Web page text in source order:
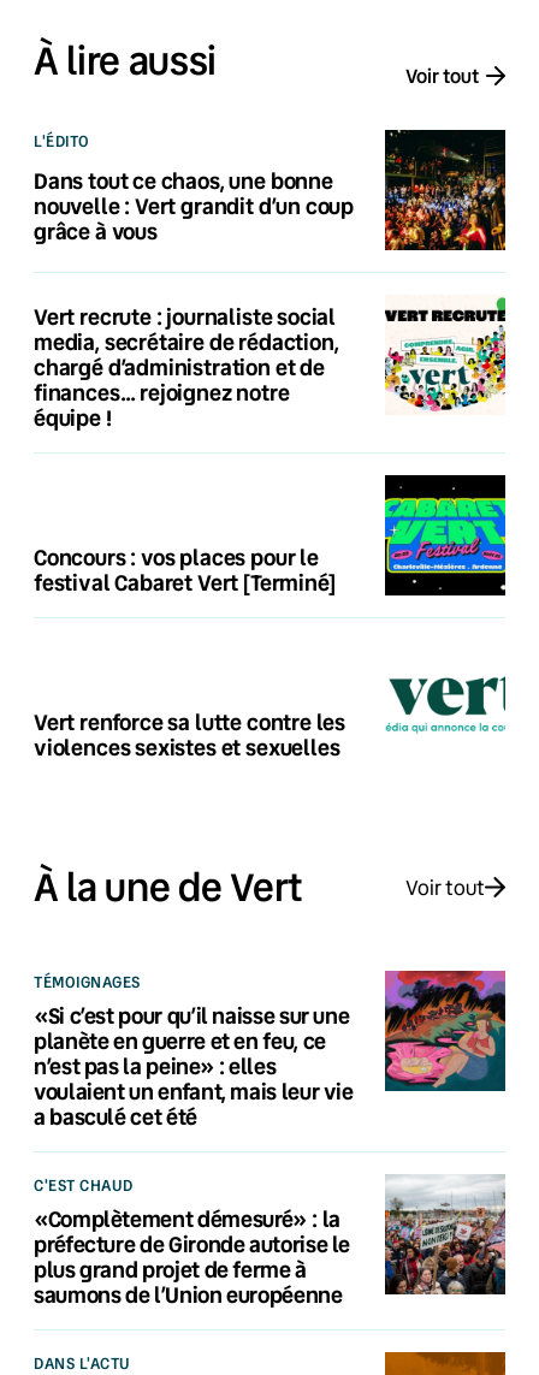
À lire aussi Voir tout
L'ÉDITO
Dans tout ce chaos, une bonne
nouvelle : Vert grandit d’un coup
grâce à vous
Vert recrute : journaliste social
media, secrétaire de rédaction,
chargé d’administration et de
finances… rejoignez notre
équipe !
Concours : vos places pour le
festival Cabaret Vert [Terminé]
Vert renforce sa lutte contre les
violences sexistes et sexuelles
À la une de Vert Voir tout
TÉMOIGNAGES
«Si c’est pour qu’il naisse sur une
planète en guerre et en feu, ce
n’est pas la peine» : elles
voulaient un enfant, mais leur vie
a basculé cet été
C'EST CHAUD
«Complètement démesuré» : la
préfecture de Gironde autorise le
plus grand projet de ferme à
saumons de l’Union européenne
DANS L'ACTU